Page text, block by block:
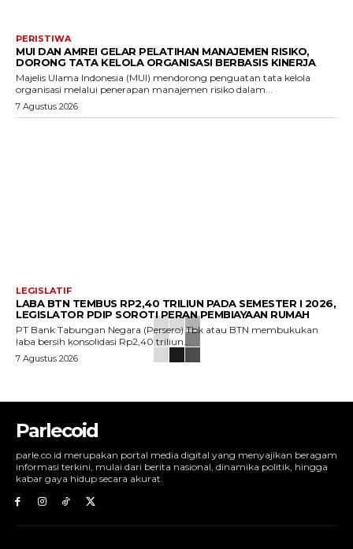
PERISTIWA
MUI DAN AMREI GELAR PELATIHAN MANAJEMEN RISIKO,
DORONG TATA KELOLA ORGANISASI BERBASIS KINERJA
Majelis Ulama Indonesia (MUI) mendorong penguatan tata kelola
organisasi melalui penerapan manajemen risiko dalam...
7 Agustus 2026
LEGISLATIF
LABA BTN TEMBUS RP2,40 TRILIUN PADA SEMESTER I 2026,
LEGISLATOR PDIP SOROTI PERAN PEMBIAYAAN RUMAH
PT Bank Tabungan Negara (Persero) Tbk atau BTN membukukan
laba bersih konsolidasi Rp2,40 triliun...
7 Agustus 2026
Parlecoid
parle.co.id merupakan portal media digital yang menyajikan beragam
informasi terkini, mulai dari berita nasional, dinamika politik, hingga
kabar gaya hidup secara akurat.